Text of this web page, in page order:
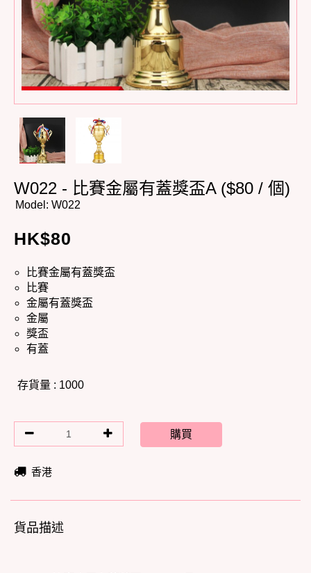
W022 - 比賽金屬有蓋獎盃A ($80 / 個)
Model: W022
HK$80
比賽金屬有蓋獎盃
比賽
金屬有蓋獎盃
金屬
獎盃
有蓋
存貨量 : 1000
購買
香港
貨品描述